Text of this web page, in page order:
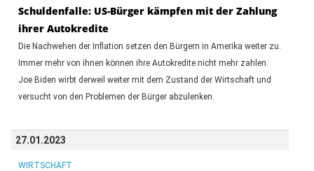
Schuldenfalle: US-Bürger kämpfen mit der Zahlung
ihrer Autokredite
Die Nachwehen der Inflation setzen den Bürgern in Amerika weiter zu.
Immer mehr von ihnen können ihre Autokredite nicht mehr zahlen.
Joe Biden wirbt derweil weiter mit dem Zustand der Wirtschaft und
versucht von den Problemen der Bürger abzulenken.
27.01.2023
WIRTSCHAFT